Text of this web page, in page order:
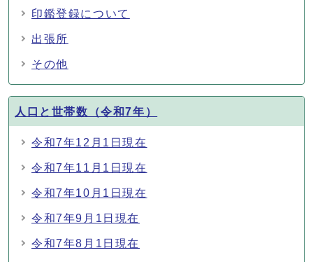
印鑑登録について
出張所
その他
人口と世帯数（令和7年）
令和7年12月1日現在
令和7年11月1日現在
令和7年10月1日現在
令和7年9月1日現在
令和7年8月1日現在